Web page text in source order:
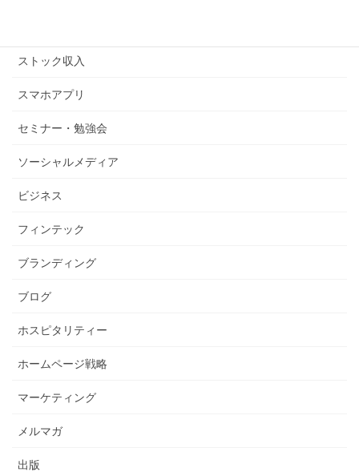
ストック収入
スマホアプリ
セミナー・勉強会
ソーシャルメディア
ビジネス
フィンテック
ブランディング
ブログ
ホスピタリティー
ホームページ戦略
マーケティング
メルマガ
出版